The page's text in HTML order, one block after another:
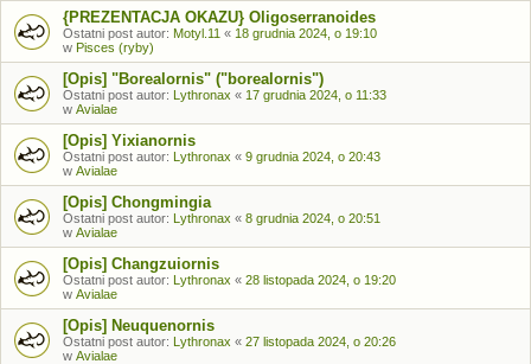
{PREZENTACJA OKAZU} Oligoserranoides
Ostatni post autor: Motyl.11 « 18 grudnia 2024, o 19:10
w Pisces (ryby)
[Opis] "Borealornis" ("borealornis")
Ostatni post autor: Lythronax « 17 grudnia 2024, o 11:33
w Avialae
[Opis] Yixianornis
Ostatni post autor: Lythronax « 9 grudnia 2024, o 20:43
w Avialae
[Opis] Chongmingia
Ostatni post autor: Lythronax « 8 grudnia 2024, o 20:51
w Avialae
[Opis] Changzuiornis
Ostatni post autor: Lythronax « 28 listopada 2024, o 19:20
w Avialae
[Opis] Neuquenornis
Ostatni post autor: Lythronax « 27 listopada 2024, o 20:26
w Avialae